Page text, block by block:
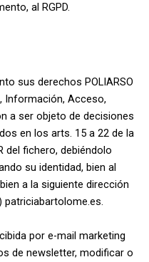
al RGPD.
sus derechos POLIARSO
Información, Acceso,
a ser objeto de decisiones
en los arts. 15 a 22 de la
del fichero, debiéndolo
su identidad, bien al
a la siguiente dirección
por e-mail marketing
de newsletter, modificar o